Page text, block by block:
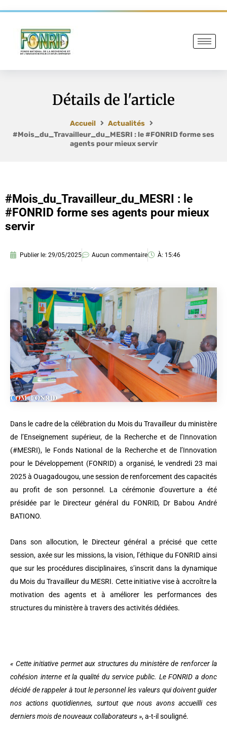
Détails de l'article
Accueil
Actualités
#Mois_du_Travailleur_du_MESRI : le #FONRID forme ses
agents pour mieux servir
#Mois_du_Travailleur_du_MESRI : le
#FONRID forme ses agents pour mieux
servir
Publier le: 29/05/2025 Aucun commentaire À: 15:46
Dans le cadre de la célébration du Mois du Travailleur du ministère
de l’Enseignement supérieur, de la Recherche et de l’Innovation
(#MESRI), le Fonds National de la Recherche et de l’Innovation
pour le Développement (FONRID) a organisé, le vendredi 23 mai
2025 à Ouagadougou, une session de renforcement des capacités
au profit de son personnel. La cérémonie d’ouverture a été
présidée par le Directeur général du FONRID, Dr Babou André
BATIONO.
Dans son allocution, le Directeur général a précisé que cette
session, axée sur les missions, la vision, l’éthique du FONRID ainsi
que sur les procédures disciplinaires, s’inscrit dans la dynamique
du Mois du Travailleur du MESRI. Cette initiative vise à accroître la
motivation des agents et à améliorer les performances des
structures du ministère à travers des activités dédiées.
« Cette initiative permet aux structures du ministère de renforcer la
cohésion interne et la qualité du service public. Le FONRID a donc
décidé de rappeler à tout le personnel les valeurs qui doivent guider
nos actions quotidiennes, surtout que nous avons accueilli ces
derniers mois de nouveaux collaborateurs », a-t-il souligné.